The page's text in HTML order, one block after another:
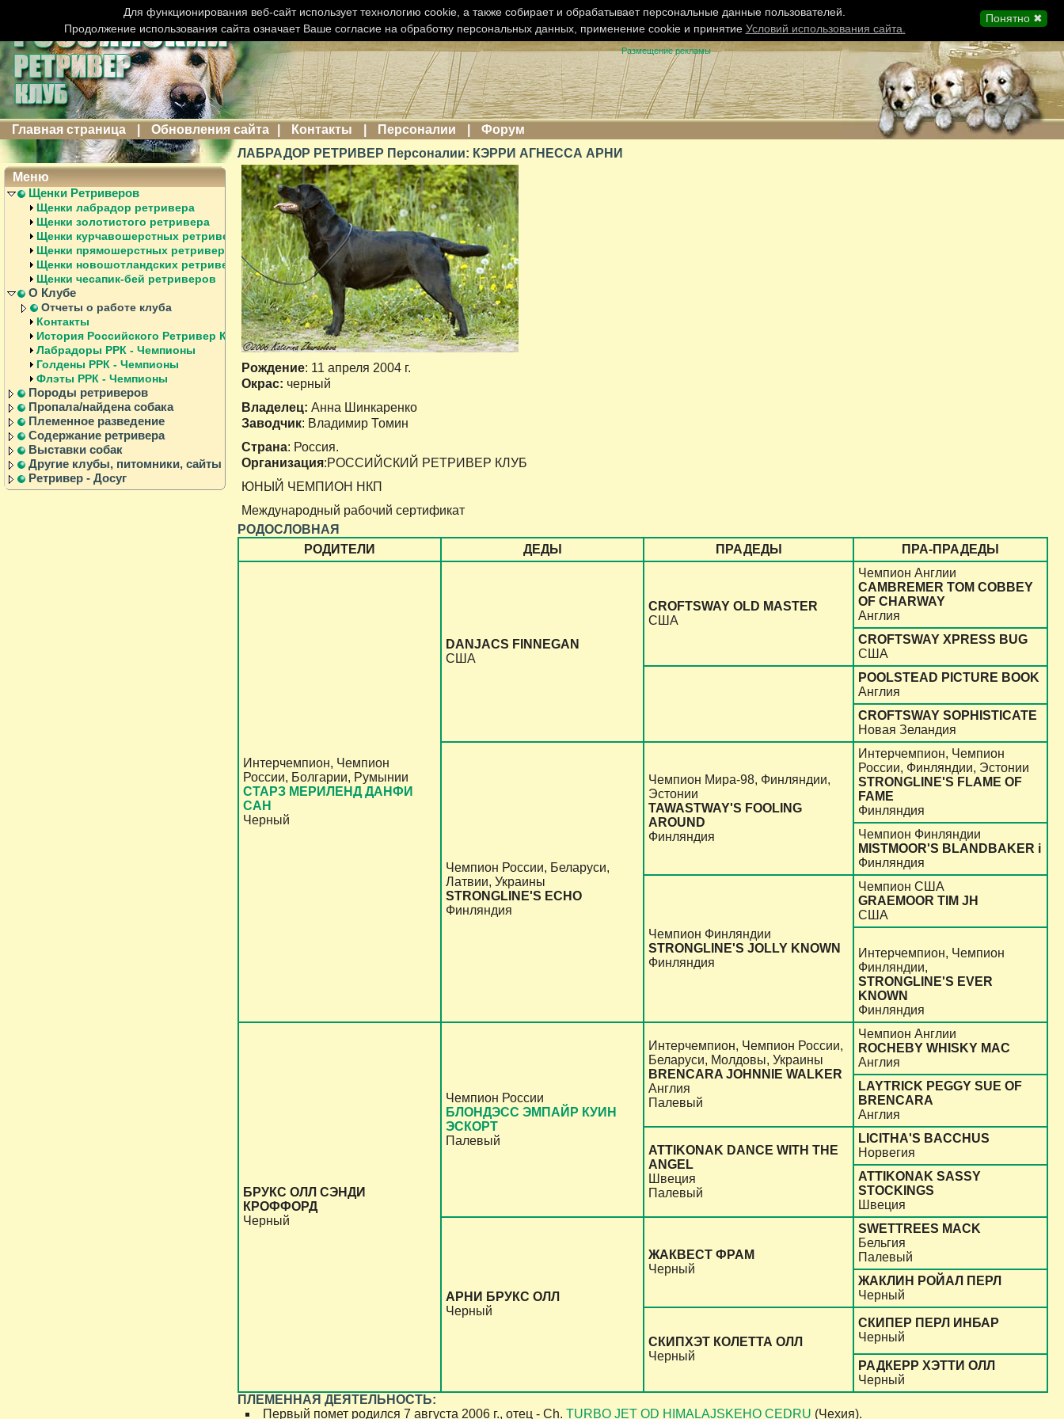
Размещение рекламы
Главная страница Обновления сайта Контакты Персоналии
Форум
ЛАБРАДОР РЕТРИВЕР Персоналии: КЭРРИ АГНЕССА АРНИ
Рождение: 11 апреля 2004 г.
Окрас: черный
Владелец: Анна Шинкаренко
Заводчик: Владимир Томин
Страна: Россия.
Организация:РОССИЙСКИЙ РЕТРИВЕР КЛУБ
ЮНЫЙ ЧЕМПИОН НКП
Международный рабочий сертификат
РОДОСЛОВНАЯ
РОДИТЕЛИ
ДЕДЫ ПРАДЕДЫ ПРА-ПРАДЕДЫ
Интерчемпион, Чемпион
России, Болгарии, Румынии
CТАРЗ МЕРИЛЕНД ДАНФИ
САН
Черный
DANJACS FINNEGAN
США
CROFTSWAY OLD MASTER
США
Чемпион Англии
CAMBREMER TOM COBBEY
OF CHARWAY
Англия
CROFTSWAY XPRESS BUG
США
POOLSTEAD PICTURE BOOK
Англия
CROFTSWAY SOPHISTICATE
Новая Зеландия
Чемпион России, Беларуси,
Латвии, Украины
STRONGLINE'S ECHO
Финляндия
Чемпион Мира-98, Финляндии,
Эстонии
TAWASTWAY'S FOOLING
AROUND
Финляндия
Интерчемпион, Чемпион
России, Финляндии, Эстонии
STRONGLINE'S FLAME OF
FAME
Финляндия
Чемпион Финляндии
MISTMOOR'S BLANDBAKER i
Финляндия
Чемпион Финляндии
STRONGLINE'S JOLLY KNOWN
Финляндия
Чемпион США
GRAEMOOR TIM JH
США
Интерчемпион, Чемпион
Финляндии,
STRONGLINE'S EVER
KNOWN
Финляндия
БРУКС ОЛЛ СЭНДИ
КРОФФОРД
Черный
Чемпион России
БЛОНДЭСС ЭМПАЙР КУИН
ЭСКОРТ
Палевый
Интерчемпион, Чемпион России,
Беларуси, Молдовы, Украины
BRENCARA JOHNNIE WALKER
Англия
Палевый
Чемпион Англии
ROCHEBY WHISKY MAC
Англия
LAYTRICK PEGGY SUE OF
BRENCARA
Англия
ATTIKONAK DANCE WITH THE
ANGEL
Швеция
Палевый
LICITHA'S BACCHUS
Норвегия
ATTIKONAK SASSY
STOCKINGS
Швеция
АРНИ БРУКС ОЛЛ
Черный
ЖАКВЕСТ ФРАМ
Черный
SWETTREES MACK
Бельгия
Палевый
ЖАКЛИН РОЙАЛ ПЕРЛ
Черный
СКИПХЭТ КОЛЕТТА ОЛЛ
Черный
СКИПЕР ПЕРЛ ИНБАР
Черный
РАДКЕРР ХЭТТИ ОЛЛ
Черный
ПЛЕМЕННАЯ ДЕЯТЕЛЬНОСТЬ:
Первый помет родился 7 августа 2006 г., отец - Ch. TURBO JET OD HIMALAJSKEHO CEDRU (Чехия).
Меню
Щенки Ретриверов
Щенки лабрадор ретривера
Щенки золотистого ретривера
Щенки курчавошерстных ретриверов
Щенки прямошерстных ретриверов
Щенки новошотландских ретриверов
Щенки чесапик-бей ретриверов
О Клубе
Отчеты о работе клуба
Контакты
История Российского Ретривер Клуба
Лабрадоры РРК - Чемпионы
Голдены РРК - Чемпионы
Флэты РРК - Чемпионы
Породы ретриверов
Пропала/найдена собака
Племенное разведение
Содержание ретривера
Выставки собак
Другие клубы, питомники, сайты
Ретривер - Досуг
Понятно ✖
Для функционирования веб-сайт использует технологию cookie, а также собирает и обрабатывает персональные данные пользователей.
Продолжение использования сайта означает Ваше согласие на обработку персональных данных, применение cookie и принятие Условий использования сайта.